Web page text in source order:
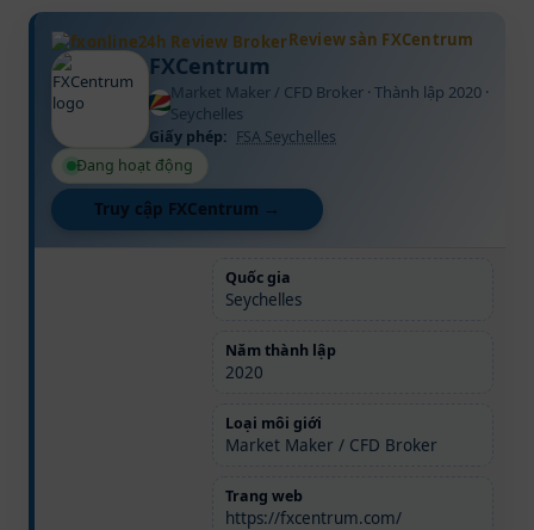
Review sàn FXCentrum
FXCentrum
Market Maker / CFD Broker · Thành lập 2020 ·
Seychelles
Giấy phép: FSA Seychelles
Đang hoạt động
Truy cập FXCentrum →
Quốc gia
Seychelles
Năm thành lập
2020
Loại môi giới
Market Maker / CFD Broker
Trang web
https://fxcentrum.com/